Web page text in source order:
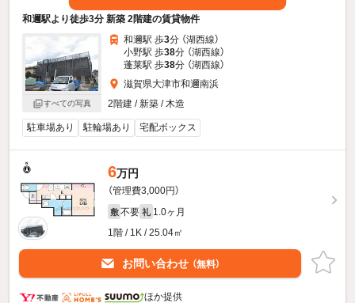
和邇駅より徒歩3分 新築 2階建の賃貸物件
すべての写真
和邇駅 歩3分 （湖西線）
小野駅 歩38分 （湖西線）
蓬莱駅 歩38分 （湖西線）
滋賀県大津市和邇南浜
2階建 / 新築 / 木造
駐車場あり 駐輪場あり 宅配ボックス
6万円
（管理費3,000円）
敷 不要 礼 1.0ヶ月
1階 / 1K / 25.04㎡
お問い合わせ （無料）
ほか提供